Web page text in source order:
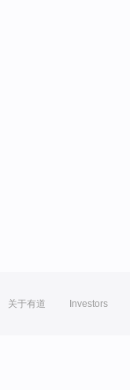
关于有道 Investors